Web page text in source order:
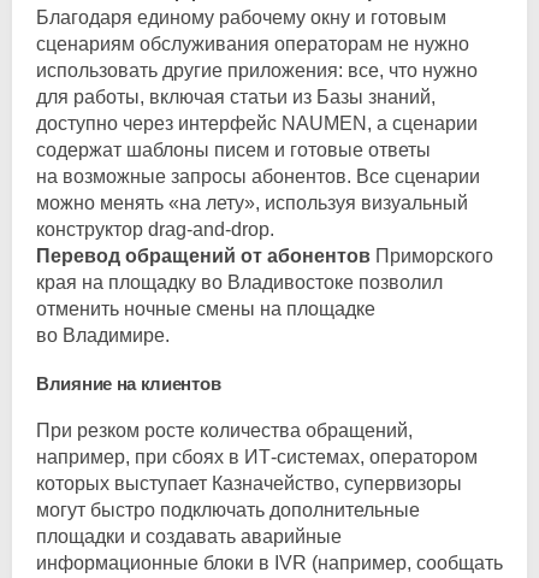
Благодаря единому рабочему окну и готовым
сценариям обслуживания операторам не нужно
использовать другие приложения: все, что нужно
для работы, включая статьи из Базы знаний,
доступно через интерфейс NAUMEN, а сценарии
содержат шаблоны писем и готовые ответы
на возможные запросы абонентов. Все сценарии
можно менять «на лету», используя визуальный
конструктор drag-and-drop.
Перевод обращений от абонентов Приморского
края на площадку во Владивостоке позволил
отменить ночные смены на площадке
во Владимире.
Влияние на клиентов
При резком росте количества обращений,
например, при сбоях в ИТ-системах, оператором
которых выступает Казначейство, супервизоры
могут быстро подключать дополнительные
площадки и создавать аварийные
информационные блоки в IVR (например, сообщать